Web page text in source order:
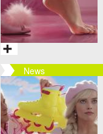
News